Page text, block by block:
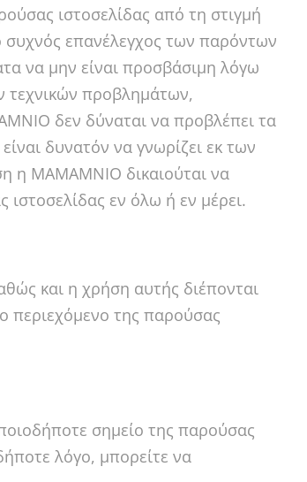
ιστοσελίδας από τη στιγμή
συχνός επανέλεγχος των παρόντων
να μην είναι προσβάσιμη λόγω
τεχνικών προβλημάτων,
δεν δύναται να προβλέπει τα
δυνατόν να γνωρίζει εκ των
η MAMAMNIO δικαιούται να
ιστοσελίδας εν όλω ή εν μέρει.
και η χρήση αυτής διέπονται
περιεχόμενο της παρούσας
σημείο της παρούσας
λόγο, μπορείτε να